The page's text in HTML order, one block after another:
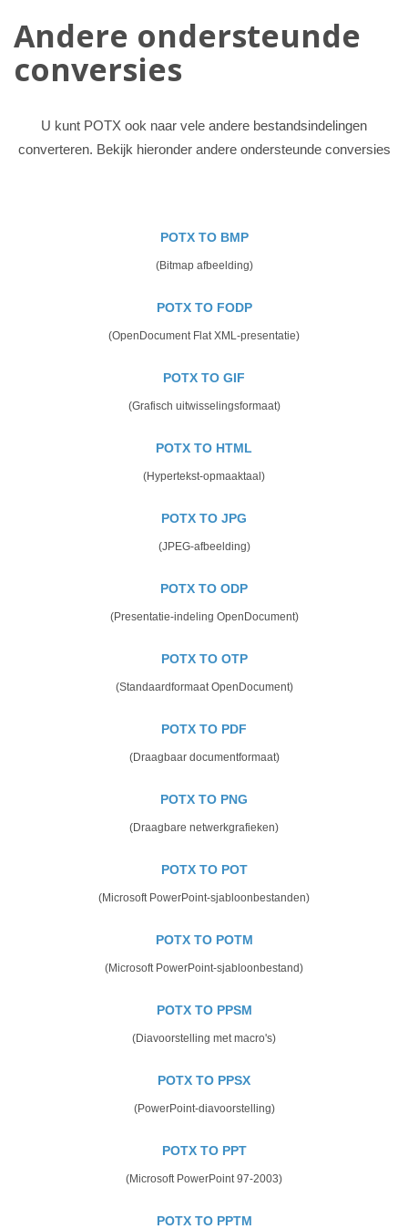
Andere ondersteunde
conversies
U kunt POTX ook naar vele andere bestandsindelingen
converteren. Bekijk hieronder andere ondersteunde conversies
POTX TO BMP
(Bitmap afbeelding)
POTX TO FODP
(OpenDocument Flat XML-presentatie)
POTX TO GIF
(Grafisch uitwisselingsformaat)
POTX TO HTML
(Hypertekst-opmaaktaal)
POTX TO JPG
(JPEG-afbeelding)
POTX TO ODP
(Presentatie-indeling OpenDocument)
POTX TO OTP
(Standaardformaat OpenDocument)
POTX TO PDF
(Draagbaar documentformaat)
POTX TO PNG
(Draagbare netwerkgrafieken)
POTX TO POT
(Microsoft PowerPoint-sjabloonbestanden)
POTX TO POTM
(Microsoft PowerPoint-sjabloonbestand)
POTX TO PPSM
(Diavoorstelling met macro's)
POTX TO PPSX
(PowerPoint-diavoorstelling)
POTX TO PPT
(Microsoft PowerPoint 97-2003)
POTX TO PPTM